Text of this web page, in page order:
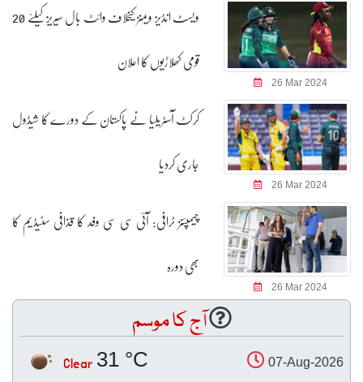
26 Mar 2024
ویسٹ انڈیز ویمنز کیخلاف وائٹ بال سیریز کیلئے 20
قومی کھلاڑیوں کا اعلان
26 Mar 2024
کرکٹ آسٹریلیا نے پاکستان کے دورے کا شیڈول
جاری کردیا
26 Mar 2024
چیمپئنز ٹرافی: آئی سی سی وفد کا قذافی سٹیڈیم کا
بھی دورہ
آج کا موسم
07-Aug-2026
31 °C
Clear